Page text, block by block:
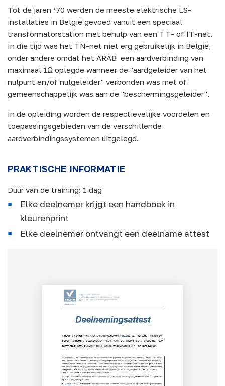
Tot de jaren ‘70 werden de meeste elektrische LS-
installaties in België gevoed vanuit een speciaal
transformatorstation met behulp van een TT- of IT-net.
In die tijd was het TN-net niet erg gebruikelijk in België,
onder andere omdat het ARAB een aardverbinding van
maximaal 1Ω oplegde wanneer de "aardgeleider van het
nulpunt en/of nulgeleider" verbonden was met of
gemeenschappelijk was aan de "beschermingsgeleider".
In de opleiding worden de respectievelijke voordelen en
toepassingsgebieden van de verschillende
aardverbindingssystemen uitgelegd.
PRAKTISCHE INFORMATIE
Duur van de training: 1 dag
Elke deelnemer krijgt een handboek in
kleurenprint
Elke deelnemer ontvangt een deelname attest